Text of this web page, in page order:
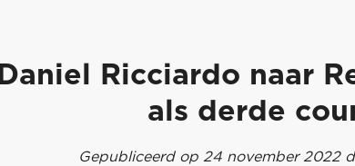
Daniel Ricciardo naar
als derde
Gepubliceerd op 24 november 2022